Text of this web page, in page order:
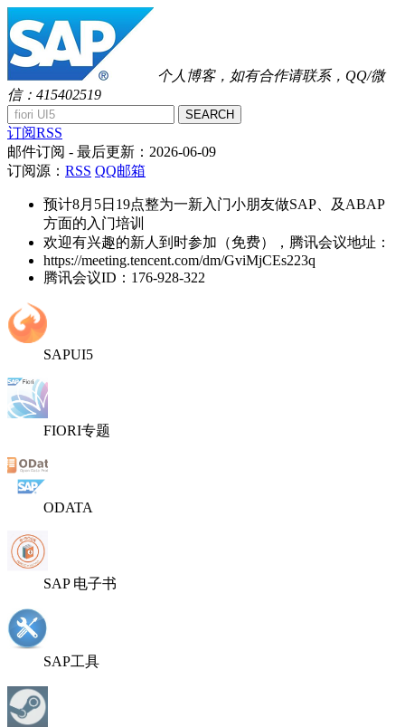
个人博客，如有合作请联系，QQ/微
信：415402519
SEARCH
订阅RSS
邮件订阅 - 最后更新： 2026-06-09
订阅源： RSS QQ邮箱
预计8月5日19点整为一新入门小朋友做SAP、及ABAP
方面的入门培训
欢迎有兴趣的新人到时参加（免费），腾讯会议地址：
https://meeting.tencent.com/dm/GviMjCEs223q
腾讯会议ID：176-928-322
SAPUI5
FIORI专题
ODATA
SAP 电子书
SAP工具